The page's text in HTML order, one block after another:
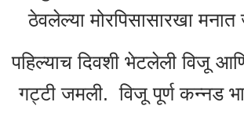
ठेवलेल्या मोरपिसासारखा
पहिल्याच दिवशी भेटलेली विजू
गट्टी जमली. विजू पूर्ण कन्नड